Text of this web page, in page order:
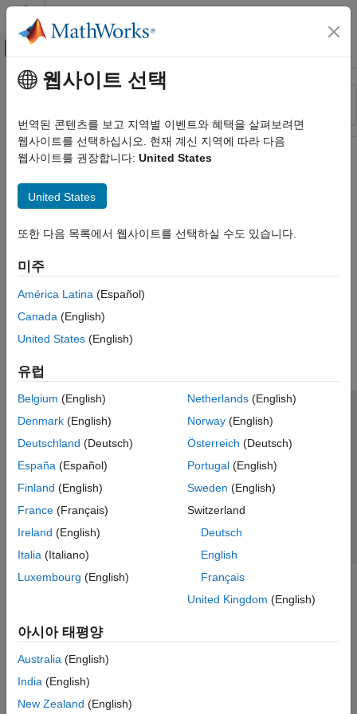
콘텐츠로 바로 가기
오프캔버스 탐색 메뉴 토글
리소스
상태
주요 콘텐츠
웹사이트 선택
번역된 콘텐츠를 보고 지역별 이벤트와 혜택을 살펴보려면
웹사이트를 선택하십시오. 현재 계신 지역에 따라 다음
웹사이트를 권장합니다: United States
United States
또한 다음 목록에서 웹사이트를 선택하실 수도 있습니다.
미주
América Latina (Español)
Canada (English)
United States (English)
유럽
Belgium (English)
Denmark (English)
Deutschland (Deutsch)
España (Español)
Finland (English)
France (Français)
Ireland (English)
Italia (Italiano)
Luxembourg (English)
Netherlands(English)
Norway(English)
Österreich (Deutsch)
Portugal(English)
Sweden (English)
Switzerland
Deutsch
English
Français
United Kingdom (English)
아시아 태평양
Australia (English)
India (English)
New Zealand (English)
신뢰 센터 등록 상표 개인정보 취급방침
불법 복제 방지
애플리케이션 상태
© 1994-2026 The MathWorks, Inc.